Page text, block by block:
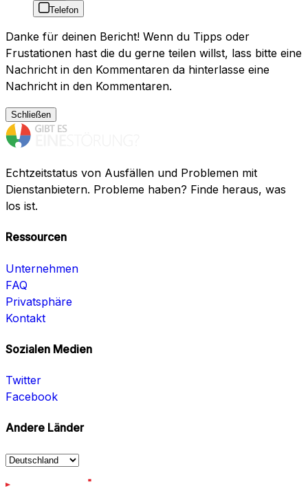
Telefon
Danke für deinen Bericht! Wenn du Tipps oder
Frustationen hast die du gerne teilen willst, lass bitte eine
Nachricht in den Kommentaren da hinterlasse eine
Nachricht in den Kommentaren.
Schließen
Echtzeitstatus von Ausfällen und Problemen mit
Dienstanbietern. Probleme haben? Finde heraus, was
los ist.
Ressourcen
Unternehmen
FAQ
Privatsphäre
Kontakt
Sozialen Medien
Twitter
Facebook
Andere Länder